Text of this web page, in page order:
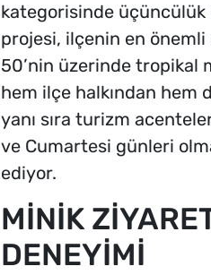
kategorisinde üçüncülük
projesi, ilçenin en
50’nin üzerinde tropikal
hem ilçe halkından hem
yanı sıra turizm
ve Cumartesi günleri
ediyor.
MİNİK
DENEYİMİ